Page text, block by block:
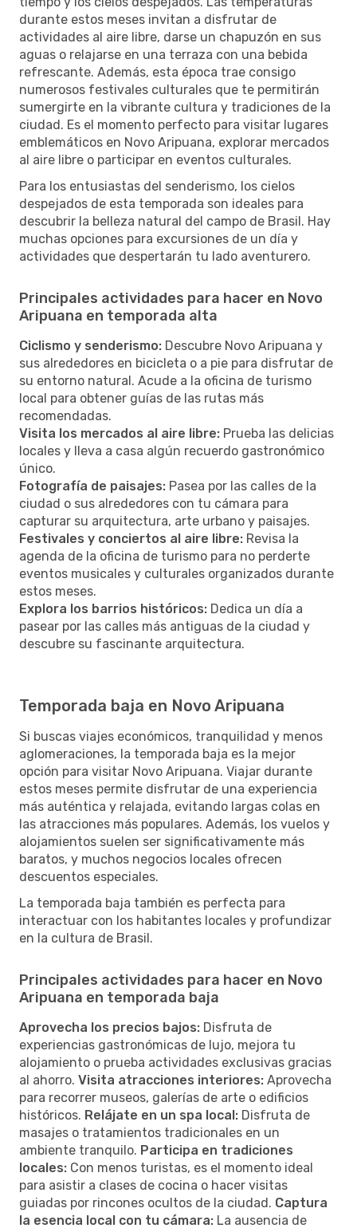
durante estos meses invitan a disfrutar de
actividades al aire libre, darse un chapuzón en sus
aguas o relajarse en una terraza con una bebida
refrescante. Además, esta época trae consigo
numerosos festivales culturales que te permitirán
sumergirte en la vibrante cultura y tradiciones de la
ciudad. Es el momento perfecto para visitar lugares
emblemáticos en Novo Aripuana, explorar mercados
al aire libre o participar en eventos culturales.
Para los entusiastas del senderismo, los cielos
despejados de esta temporada son ideales para
descubrir la belleza natural del campo de Brasil. Hay
muchas opciones para excursiones de un día y
actividades que despertarán tu lado aventurero.
Principales actividades para hacer en Novo
Aripuana en temporada alta
Ciclismo y senderismo: Descubre Novo Aripuana y
sus alrededores en bicicleta o a pie para disfrutar de
su entorno natural. Acude a la oficina de turismo
local para obtener guías de las rutas más
recomendadas.
Visita los mercados al aire libre: Prueba las delicias
locales y lleva a casa algún recuerdo gastronómico
único.
Fotografía de paisajes: Pasea por las calles de la
ciudad o sus alrededores con tu cámara para
capturar su arquitectura, arte urbano y paisajes.
Festivales y conciertos al aire libre: Revisa la
agenda de la oficina de turismo para no perderte
eventos musicales y culturales organizados durante
estos meses.
Explora los barrios históricos: Dedica un día a
pasear por las calles más antiguas de la ciudad y
descubre su fascinante arquitectura.
Temporada baja en Novo Aripuana
Si buscas viajes económicos, tranquilidad y menos
aglomeraciones, la temporada baja es la mejor
opción para visitar Novo Aripuana. Viajar durante
estos meses permite disfrutar de una experiencia
más auténtica y relajada, evitando largas colas en
las atracciones más populares. Además, los vuelos y
alojamientos suelen ser significativamente más
baratos, y muchos negocios locales ofrecen
descuentos especiales.
La temporada baja también es perfecta para
interactuar con los habitantes locales y profundizar
en la cultura de Brasil.
Principales actividades para hacer en Novo
Aripuana en temporada baja
Aprovecha los precios bajos: Disfruta de
experiencias gastronómicas de lujo, mejora tu
alojamiento o prueba actividades exclusivas gracias
al ahorro. Visita atracciones interiores: Aprovecha
para recorrer museos, galerías de arte o edificios
históricos. Relájate en un spa local: Disfruta de
masajes o tratamientos tradicionales en un
ambiente tranquilo. Participa en tradiciones
locales: Con menos turistas, es el momento ideal
para asistir a clases de cocina o hacer visitas
guiadas por rincones ocultos de la ciudad. Captura
la esencia local con tu cámara: La ausencia de